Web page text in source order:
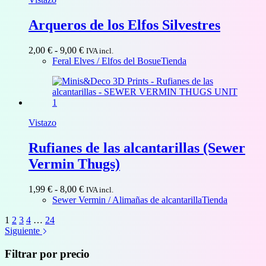
Arqueros de los Elfos Silvestres
2,00 € - 9,00 €Rango
de
desde
2,00 €
IVA incl.
Feral Elves / Elfos del BosueTienda
Vistazo
Rufianes de las alcantarillas (Sewer
Vermin Thugs)
1,99 € - 8,00 €Rango
de
8,00 €
IVA incl.
Sewer Vermin / Alimañas de alcantarillaTienda
1 2 3 4 … 24
Siguiente
Filtrar por precio